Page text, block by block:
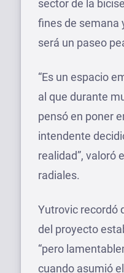
sector de la
fines de semana
será un paseo
“Es un espacio
al que durante
pensó en poner
intendente
realidad”, valoró
radiales.
Yutrovic recordó
del proyecto
“pero
cuando asumió